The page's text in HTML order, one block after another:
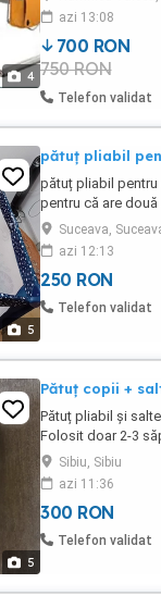
4
reglabila in
La fel si scaunul
cu copilul Dvs.!
GERMANY ! Se
prin ridicare de la ...
azi 13:08
700 RON
750 RON
Telefon validat
5
pătuț pliabil
pătuț pliabil
pentru că are
salteluță nouă,
că se pliază.
Suceava,
azi 12:13
250 RON
Telefon validat
5
Pătuț copii +
Pătuț pliabil și
Folosit doar 2-3
din Germania. Are
Suport schimbat
Sibiu, Sibiu
azi 11:36
300 RON
Telefon validat